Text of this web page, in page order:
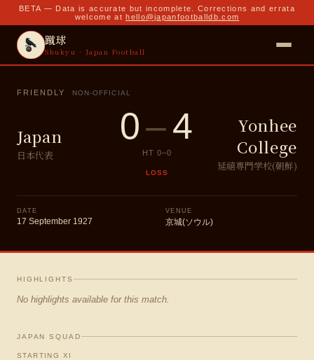
BETA — Data is accurate but incomplete. Corrections and errata
welcome at hello@japanfootballdb.com
蹴球
Shukyu · Japan Football
FRIENDLY NON-OFFICIAL
Japan
日本代表
0–4
HT 0–0
LOSS
Yonhee
College
延禧専門学校(朝鮮)
DATE
17 September 1927
VENUE
京城(ソウル)
HIGHLIGHTS
No highlights available for this match.
JAPAN SQUAD
STARTING XI